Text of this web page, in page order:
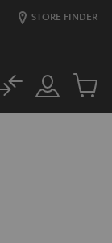
STORE FINDER
Mein
Konto
No
Artikel